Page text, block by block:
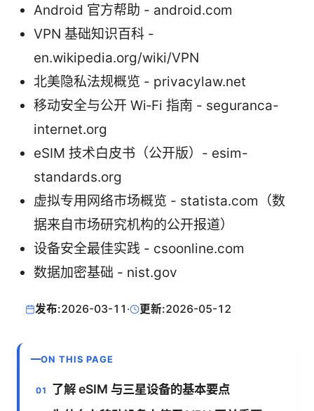
Android 官方帮助 - android.com
VPN 基础知识百科 -
en.wikipedia.org/wiki/VPN
北美隐私法规概览 - privacylaw.net
移动安全与公开 Wi‑Fi 指南 - seguranca-
internet.org
eSIM 技术白皮书（公开版）- esim-
standards.org
虚拟专用网络市场概览 - statista.com（数
据来自市场研究机构的公开报道）
设备安全最佳实践 - csoonline.com
数据加密基础 - nist.gov
发布:2026-03-11 · 更新:2026-05-12
ON THIS PAGE
了解 eSIM 与三星设备的基本要点